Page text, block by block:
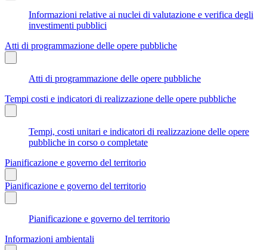
Informazioni relative ai nuclei di valutazione e verifica degli
investimenti pubblici
Atti di programmazione delle opere pubbliche
Atti di programmazione delle opere pubbliche
Tempi costi e indicatori di realizzazione delle opere pubbliche
Tempi, costi unitari e indicatori di realizzazione delle opere
pubbliche in corso o completate
Pianificazione e governo del territorio
Pianificazione e governo del territorio
Pianificazione e governo del territorio
Informazioni ambientali